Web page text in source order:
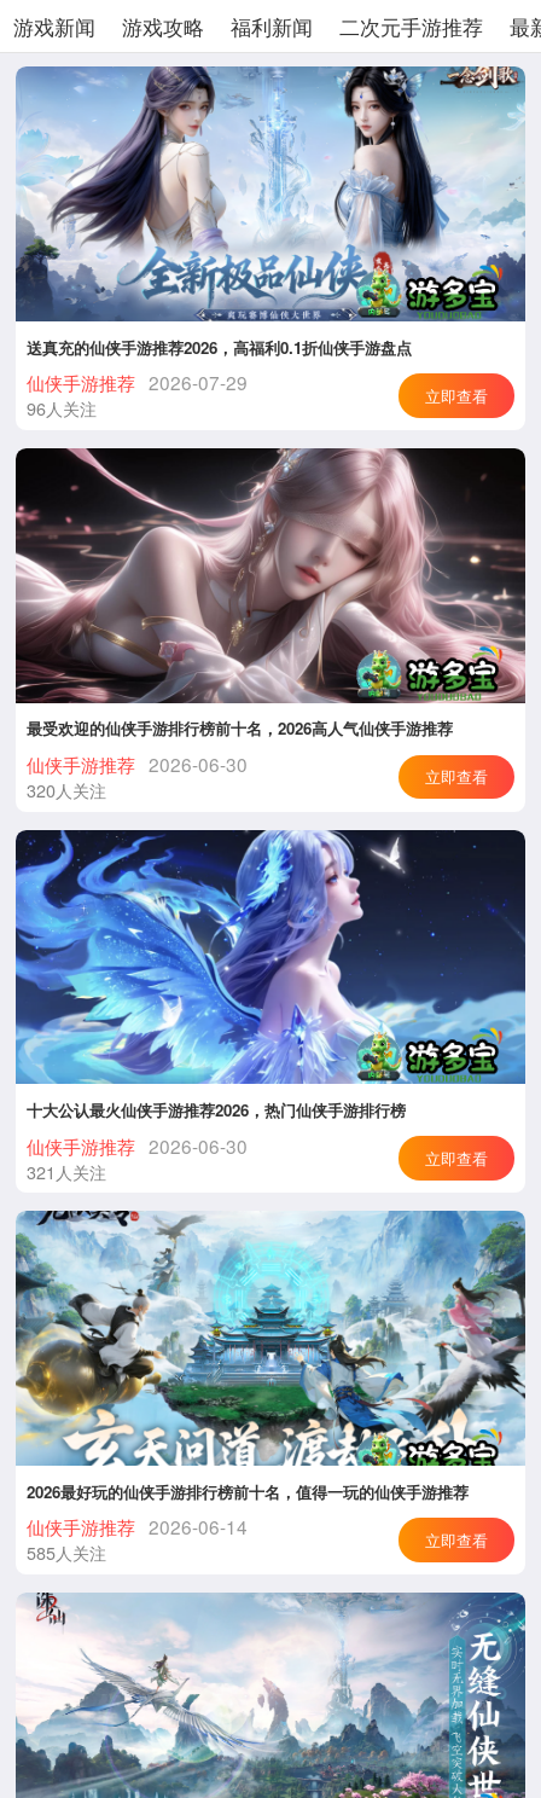
游戏新闻 游戏攻略 福利新闻 二次元手游推荐 最
送真充的仙侠手游推荐2026，高福利0.1折仙侠手游盘点
仙侠手游推荐 2026-07-29
96人关注
立即查看
最受欢迎的仙侠手游排行榜前十名，2026高人气仙侠手游推荐
仙侠手游推荐 2026-06-30
320人关注
立即查看
十大公认最火仙侠手游推荐2026，热门仙侠手游排行榜
仙侠手游推荐 2026-06-30
321人关注
立即查看
2026最好玩的仙侠手游排行榜前十名，值得一玩的仙侠手游推荐
仙侠手游推荐 2026-06-14
585人关注
立即查看